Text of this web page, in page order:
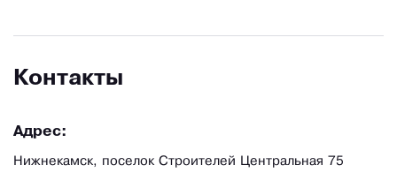
Контакты
Адрес:
Нижнекамск, поселок Строителей Центральная 75